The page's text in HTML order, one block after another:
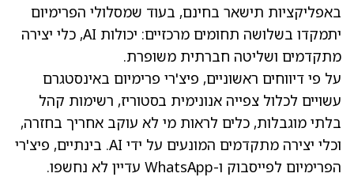
באפליקציות תישאר בחינם, בעוד שמסלולי הפרימיום
יתמקדו בשלושה תחומים מרכזיים: יכולות AI, כלי יצירה
מתקדמים ושליטה חברתית משופרת.
על פי דיווחים ראשוניים, פיצ'רי פרימיום באינסטגרם
עשויים לכלול צפייה אנונימית בסטוריז, רשימות קהל
בלתי מוגבלות, כלים לראות מי לא עוקב אחריך בחזרה,
וכלי יצירה מתקדמים המונעים על ידי AI. בינתיים, פיצ'רי
הפרימיום לפייסבוק ו-WhatsApp עדיין לא נחשפו.